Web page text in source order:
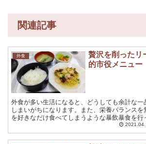
関連記事
外食
贅沢を削ったリ
的市役メニュー
外食が多い生活になると、どうしても余計な一
しまいがちになります。また、栄養バランス
を好きなだけ食べてしまうような暴飲暴食を行
に乗った時に後になってから後悔することが
す...